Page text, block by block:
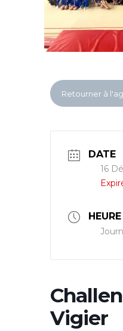
Retourner à
DATE
16
HEURE
Vigier